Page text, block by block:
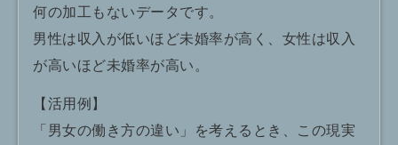
何の加工もないデータです。
男性は収入が低いほど未婚率が高く、女性は収入
が高いほど未婚率が高い。
【活用例】
「男女の働き方の違い」を考えるとき、この現実